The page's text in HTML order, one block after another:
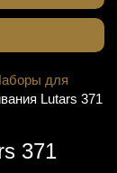
для
Lutars 371
371